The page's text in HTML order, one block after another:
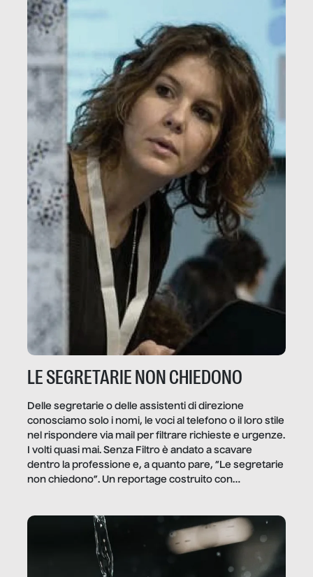
LE SEGRETARIE NON CHIEDONO
Delle segretarie o delle assistenti di direzione
conosciamo solo i nomi, le voci al telefono o il loro stile
nel rispondere via mail per filtrare richieste e urgenze.
I volti quasi mai. Senza Filtro è andato a scavare
dentro la professione e, a quanto pare, “Le segretarie
non chiedono”. Un reportage costruito con